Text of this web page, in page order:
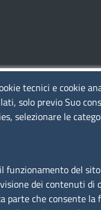
tecnici e cookie
solo previo Suo
selezionare le
funzionamento del
dei contenuti
parte che consente